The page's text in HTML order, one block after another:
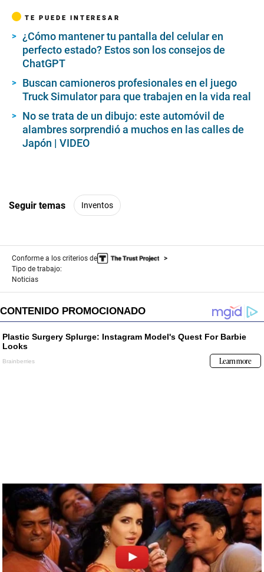
TE PUEDE INTERESAR
¿Cómo mantener tu pantalla del celular en
perfecto estado? Estos son los consejos de
ChatGPT
Buscan camioneros profesionales en el juego
Truck Simulator para que trabajen en la vida real
No se trata de un dibujo: este automóvil de
alambres sorprendió a muchos en las calles de
Japón | VIDEO
Seguir temas Inventos
Conforme a los criterios de
Tipo de trabajo:
Noticias